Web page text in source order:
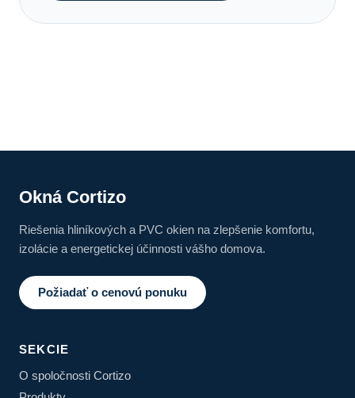
Okná Cortizo
Riešenia hliníkových a PVC okien na zlepšenie komfortu,
izolácie a energetickej účinnosti vášho domova.
Požiadať o cenovú ponuku
SEKCIE
O spoločnosti Cortizo